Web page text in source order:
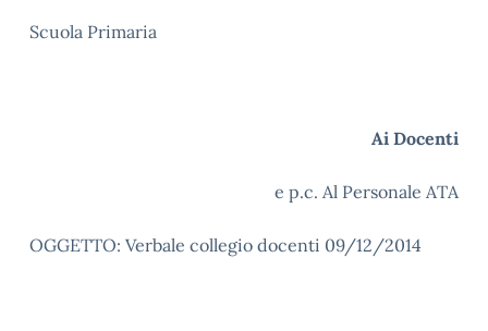
Scuola Primaria
Ai Docenti
e p.c. Al Personale ATA
OGGETTO: Verbale collegio docenti 09/12/2014